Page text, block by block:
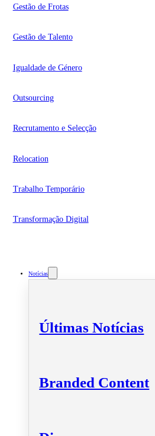
Gestão de Frotas
Gestão de Talento
Igualdade de Género
Outsourcing
Recrutamento e Selecção
Relocation
Trabalho Temporário
Transformação Digital
Notícias
Últimas Notícias
Branded Content